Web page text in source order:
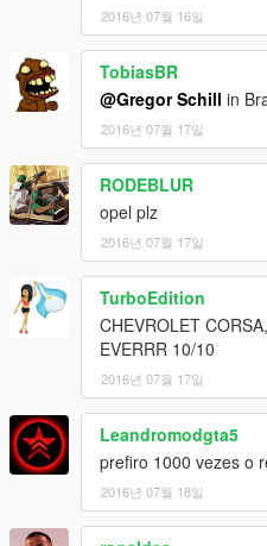
2016년 07월 16일
TobiasBR
@Gregor Schill in
2016년 07월 17일
RODEBLUR
opel plz
2016년 07월 17일
TurboEdition
CHEVROLET
EVERRR 10/10
2016년 07월 17일
Leandromodgta5
prefiro 1000 vezes o
2016년 07월 18일